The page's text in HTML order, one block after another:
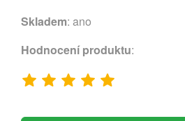
Skladem: ano
Hodnocení produktu: